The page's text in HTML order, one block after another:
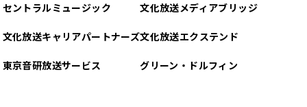
セントラルミュージック
文化放送キャリアパートナーズ
東京音研放送サービス
文化放送メディアブリッジ
文化放送エクステンド
グリーン・ドルフィン